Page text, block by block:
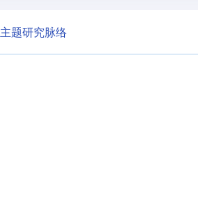
主题研究脉络